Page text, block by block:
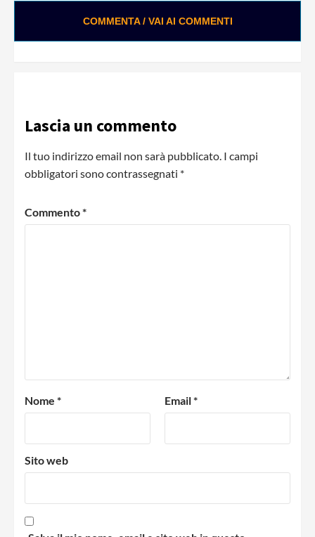
COMMENTA / VAI AI COMMENTI
Lascia un commento
Il tuo indirizzo email non sarà pubblicato. I campi
obbligatori sono contrassegnati *
Commento*
Nome * Email*
Sito web